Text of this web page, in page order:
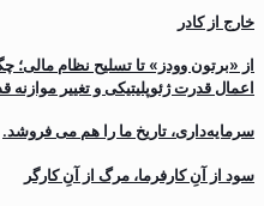
خارج از کادر
از «برتون وودز» تا تسلیح نظام مالی؛
اعمال قدرت ژئوپلیتیکی و تغییر
سرمایه‌داری، تاریخ ما را هم می فروشد.
سود از آنِ کارفرما، مرگ از آنِ کارگر